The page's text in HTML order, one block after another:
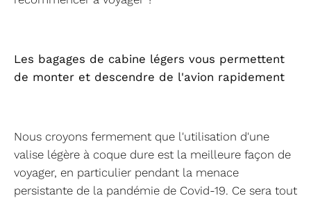
Les bagages de cabine légers vous permettent
de monter et descendre de l'avion rapidement
Nous croyons fermement que l'utilisation d'une
valise légère à coque dure est la meilleure façon de
voyager, en particulier pendant la menace
persistante de la pandémie de Covid-19. Ce sera tout